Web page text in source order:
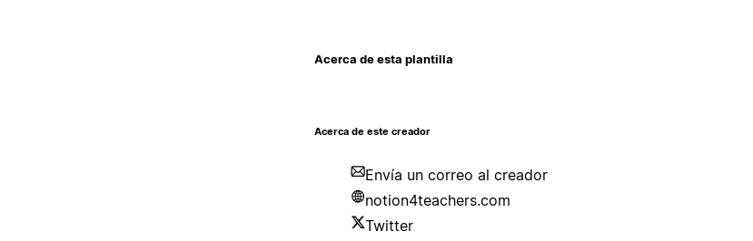
Acerca de esta plantilla
Acerca de este creador
Envía un correo al creador
notion4teachers.com
Twitter